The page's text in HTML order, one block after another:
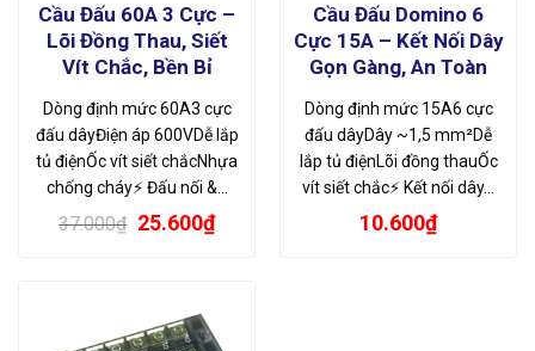
Cầu Đấu 60A 3 Cực –
Lõi Đồng Thau, Siết
Vít Chắc, Bền Bỉ
Dòng định mức 60A3 cực
đấu dâyĐiện áp 600VDễ lắp
tủ điệnỐc vít siết chắcNhựa
chống cháy⚡ Đấu nối &…
37.000₫ Giá
25.600₫Giá
hiện
Cầu Đấu Domino 6
Cực 15A – Kết Nối Dây
Gọn Gàng, An Toàn
Dòng định mức 15A6 cực
đấu dâyDây ~1,5 mm²Dễ
lắp tủ điệnLõi đồng thauỐc
vít siết chắc⚡ Kết nối dây…
10.600₫